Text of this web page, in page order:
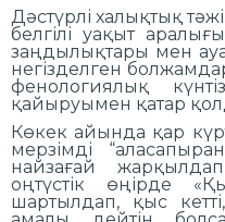
Дәстүрлі халықтық
белгілі уақыт
заңдылықтары мен
негізделген
фенологиялық
қайыруымен қатар
Көкек айында қар
мерзімді
найзағай
оңтүстік өңірде
шартылдап, қыс